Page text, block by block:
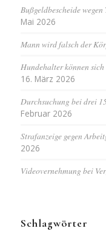
Bußgeldbescheide
Mai 2026
Mann wird falsch der
Hundehalter können
16. März 2026
Durchsuchung bei drei
Februar 2026
Strafanzeige gegen
2026
Videovernehmung bei
Schlagwörter